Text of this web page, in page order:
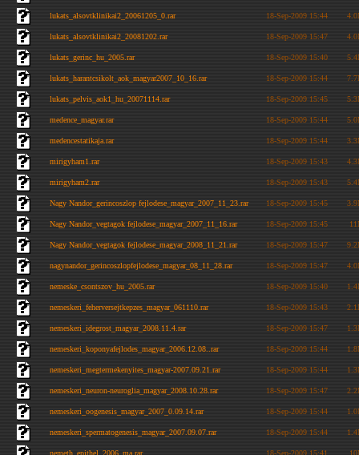
lukats_alsovtklinikai2_20061205_0.rar 18-Sep-2009 15:44
lukats_alsovtklinikai2_20081202.rar 18-Sep-2009 15:47
lukats_gerinc_hu_2005.rar 18-Sep-2009 15:40
lukats_harantcsikolt_aok_magyar2007_10_16.rar 18-Sep-2009 15:44
lukats_pelvis_aok1_hu_20071114.rar 18-Sep-2009 15:45
medence_magyar.rar 18-Sep-2009 15:44
medencestatikaja.rar 18-Sep-2009 15:44
mirigyham1.rar 18-Sep-2009 15:43
mirigyham2.rar 18-Sep-2009 15:43
Nagy Nandor_gerincoszlop fejlodese_magyar_2007_11_23.rar 18-Sep-2009 15:45
Nagy Nandor_vegtagok fejlodese_magyar_2007_11_16.rar 18-Sep-2009 15:45
Nagy Nandor_vegtagok fejlodese_magyar_2008_11_21.rar 18-Sep-2009 15:47
nagynandor_gerincoszlopfejlodese_magyar_08_11_28.rar 18-Sep-2009 15:47
nemeske_csontszov_hu_2005.rar 18-Sep-2009 15:40
nemeskeri_feherversejtkepzes_magyar_061110.rar 18-Sep-2009 15:43
nemeskeri_idegrost_magyar_2008.11.4.rar 18-Sep-2009 15:47
nemeskeri_koponyafejlodes_magyar_2006.12.08..rar 18-Sep-2009 15:44
nemeskeri_megtermekenyites_magyar-2007.09.21.rar 18-Sep-2009 15:44
nemeskeri_neuron-neuroglia_magyar_2008.10.28.rar 18-Sep-2009 15:47
nemeskeri_oogenesis_magyar_2007_0.09.14.rar 18-Sep-2009 15:44
nemeskeri_spermatogenesis_magyar_2007.09.07.rar 18-Sep-2009 15:44
nemeth_epithel_2006_ma.rar 18-Sep-2009 15:41